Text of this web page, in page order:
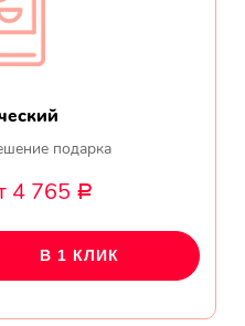
подарка
4 765 Р
В 1 КЛИК